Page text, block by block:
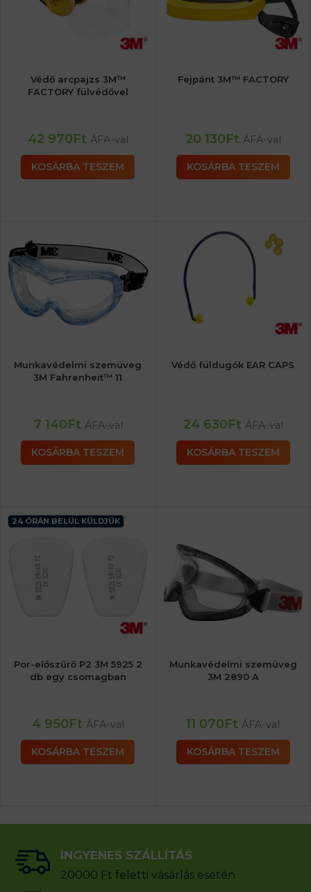
Védő arcpajzs 3M™
FACTORY fülvédővel
42 970Ft ÁFA-val
KOSÁRBA TESZEM
Fejpánt 3M™ FACTORY
20 130Ft ÁFA-val
KOSÁRBA TESZEM
Munkavédelmi szemüveg
3M Fahrenheit™ 11
7 140Ft ÁFA-val
KOSÁRBA TESZEM
Védő füldugók EAR CAPS
24 630Ft ÁFA-val
KOSÁRBA TESZEM
24 ÓRÁN BELÜL KÜLDJÜK
Por-előszűrő P2 3M 5925 2
db egy csomagban
4 950Ft ÁFA-val
KOSÁRBA TESZEM
Munkavédelmi szemüveg
3M 2890 A
11 070Ft ÁFA-val
KOSÁRBA TESZEM
INGYENES SZÁLLÍTÁS
20000 Ft feletti vásárlás esetén